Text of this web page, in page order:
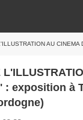
AU CINEMA D'ANIMATION'' :
: exposition à